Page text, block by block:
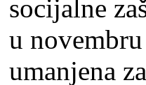
socijalne
u
umanjena